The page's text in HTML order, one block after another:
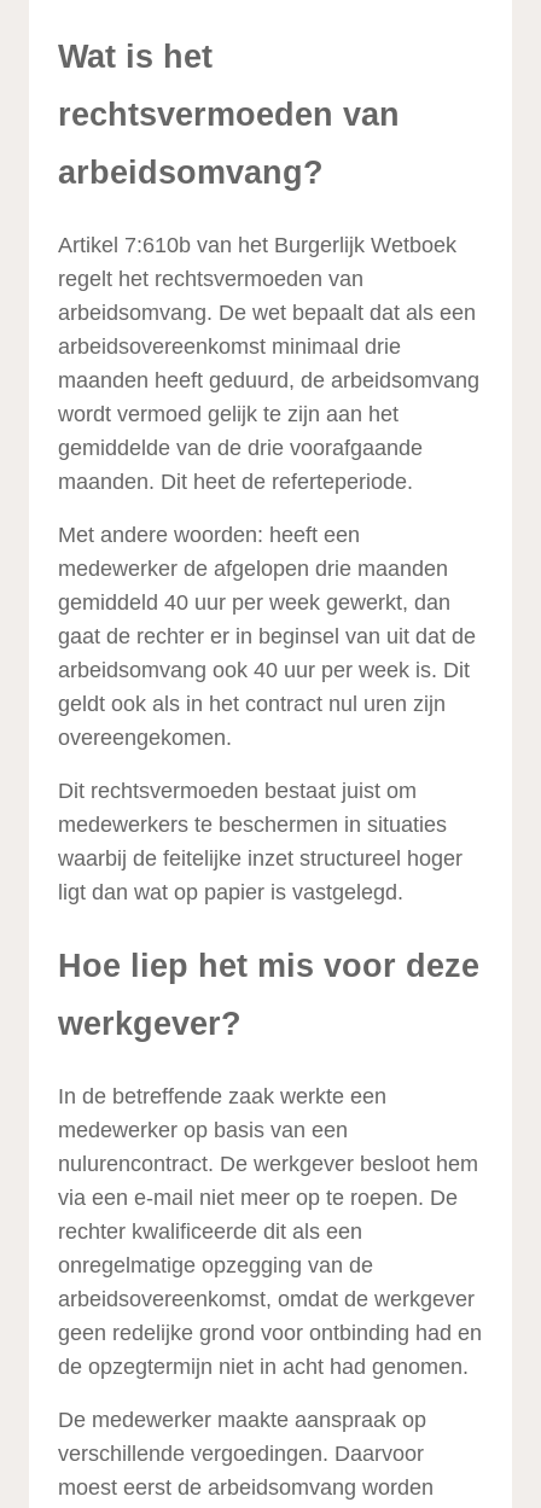
Wat is het
rechtsvermoeden van
arbeidsomvang?
Artikel 7:610b van het Burgerlijk Wetboek
regelt het rechtsvermoeden van
arbeidsomvang. De wet bepaalt dat als een
arbeidsovereenkomst minimaal drie
maanden heeft geduurd, de arbeidsomvang
wordt vermoed gelijk te zijn aan het
gemiddelde van de drie voorafgaande
maanden. Dit heet de referteperiode.
Met andere woorden: heeft een
medewerker de afgelopen drie maanden
gemiddeld 40 uur per week gewerkt, dan
gaat de rechter er in beginsel van uit dat de
arbeidsomvang ook 40 uur per week is. Dit
geldt ook als in het contract nul uren zijn
overeengekomen.
Dit rechtsvermoeden bestaat juist om
medewerkers te beschermen in situaties
waarbij de feitelijke inzet structureel hoger
ligt dan wat op papier is vastgelegd.
Hoe liep het mis voor deze
werkgever?
In de betreffende zaak werkte een
medewerker op basis van een
nulurencontract. De werkgever besloot hem
via een e-mail niet meer op te roepen. De
rechter kwalificeerde dit als een
onregelmatige opzegging van de
arbeidsovereenkomst, omdat de werkgever
geen redelijke grond voor ontbinding had en
de opzegtermijn niet in acht had genomen.
De medewerker maakte aanspraak op
verschillende vergoedingen. Daarvoor
moest eerst de arbeidsomvang worden